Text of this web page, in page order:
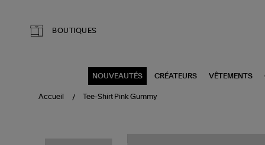
BOUTIQUES
NOUVEAUTÉS CRÉATEURS VÊTEMENTS
Accueil Tee-Shirt Pink Gummy